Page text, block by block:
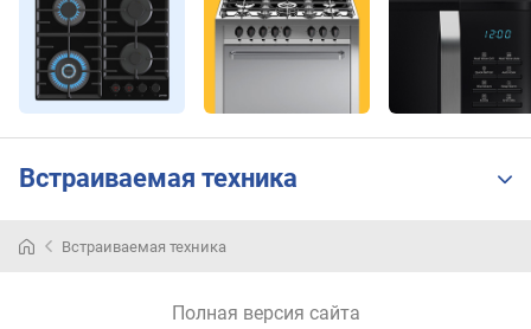
Встраиваемая техника
Встраиваемая техника
Полная версия сайта